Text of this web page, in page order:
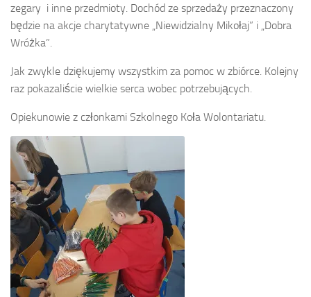
zegary i inne przedmioty. Dochód ze sprzedaży przeznaczony
będzie na akcje charytatywne „Niewidzialny Mikołaj” i „Dobra
Wróżka”.
Jak zwykle dziękujemy wszystkim za pomoc w zbiórce. Kolejny
raz pokazaliście wielkie serca wobec potrzebujących.
Opiekunowie z członkami Szkolnego Koła Wolontariatu.